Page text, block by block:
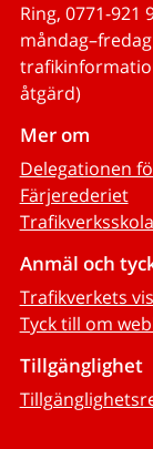
Ring, 0771-921
åtgärd)
Mer om
Delegationen
Färjerederiet
Anmäl och
Trafikverkets
Tyck till om
Tillgänglighet